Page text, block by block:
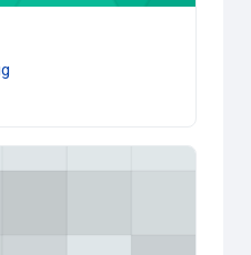
et stockage